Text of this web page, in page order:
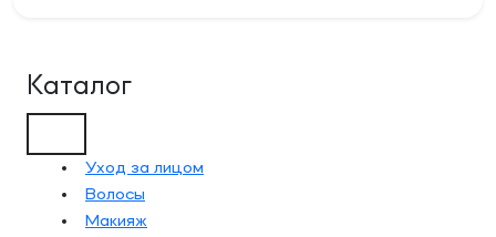
Каталог
Уход за лицом
Волосы
Макияж